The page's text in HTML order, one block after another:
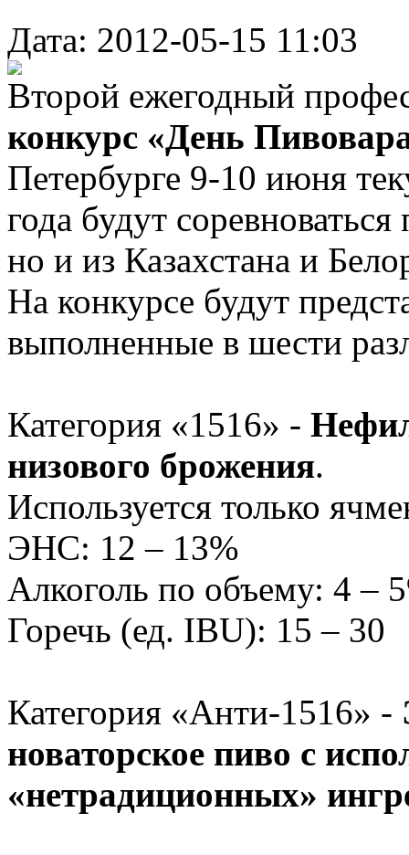
Дата: 2012-05-15 11:03
Второй ежегодный
конкурс «День
Петербурге 9-10 июня
года будут
но и из Казахстана и
На конкурсе будут
выполненные в шести
Категория «1516» -
низового брожения.
Используется только
ЭНС: 12 – 13%
Алкоголь по объему: 4 –
Горечь (ед. IBU): 15 – 30
Категория «Анти-1516» -
новаторское пиво с
«нетрадиционных»